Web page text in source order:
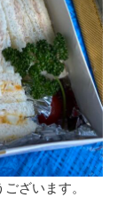
ざいます。